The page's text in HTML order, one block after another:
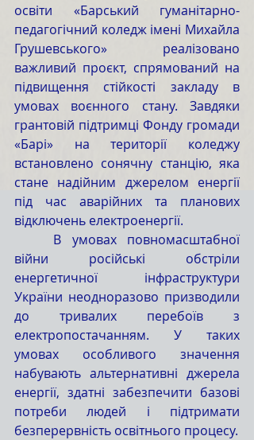
освіти «Барський гуманітарно-
педагогічний коледж імені Михайла
Грушевського» реалізовано
важливий проєкт, спрямований на
підвищення стійкості закладу в
умовах воєнного стану. Завдяки
грантовій підтримці Фонду громади
«Барі» на території коледжу
встановлено сонячну станцію, яка
стане надійним джерелом енергії
під час аварійних та планових
відключень електроенергії.
війни російські обстріли
енергетичної інфраструктури
України неодноразово призводили
до тривалих перебоїв з
електропостачанням. У таких
умовах особливого значення
набувають альтернативні джерела
енергії, здатні забезпечити базові
потреби людей і підтримати
безперервність освітнього процесу.